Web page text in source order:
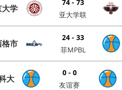
学
74 - 73
亚大学联
市
24 - 33
菲MPBL
大
0 - 0
友谊赛